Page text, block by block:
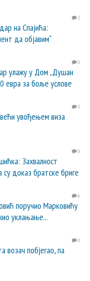
2
на Спајића:
да објавим“
0
улажу у Дом „Душан
евра за боље услове
3
увођењем виза
0
Захвалност
доказ братске бриге
6
поручио Марковићу
уклањање...
0
возач побјегао, па